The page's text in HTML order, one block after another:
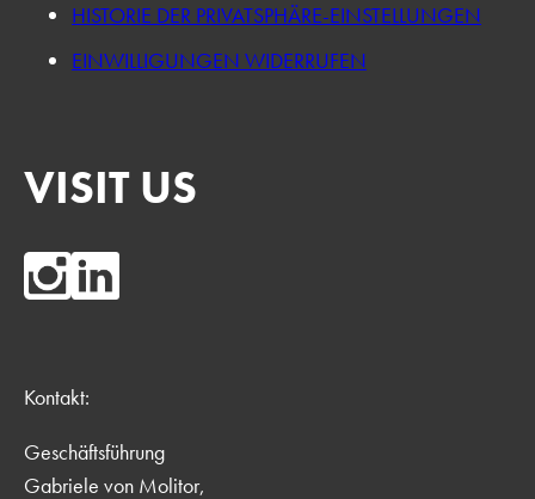
HISTORIE DER PRIVATSPHÄRE-EINSTELLUNGEN
EINWILLIGUNGEN WIDERRUFEN
VISIT US
Kontakt:
Geschäftsführung
Gabriele von Molitor,